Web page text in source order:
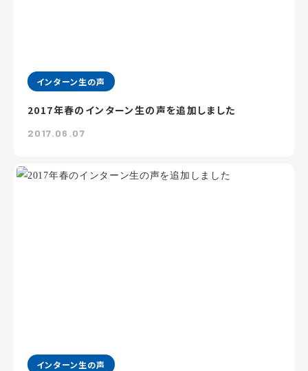
インターン生の声
2017年春のインターン生の声を追加しました
2017.06.07
インターン生の声